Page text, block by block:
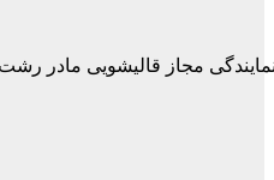
مجاز قالیشویی مادر